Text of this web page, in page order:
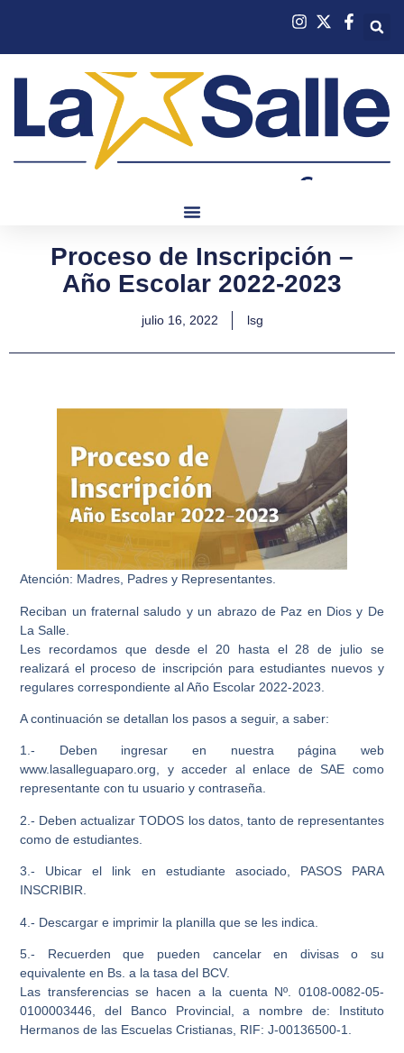
Proceso de Inscripción –
Año Escolar 2022-2023
julio 16, 2022 lsg
Atención: Madres, Padres y Representantes.
Reciban un fraternal saludo y un abrazo de Paz en Dios y De
La Salle.
Les recordamos que desde el 20 hasta el 28 de julio se
realizará el proceso de inscripción para estudiantes nuevos y
regulares correspondiente al Año Escolar 2022-2023.
A continuación se detallan los pasos a seguir, a saber:
1.- Deben ingresar en nuestra página web
www.lasalleguaparo.org, y acceder al enlace de SAE como
representante con tu usuario y contraseña.
2.- Deben actualizar TODOS los datos, tanto de representantes
como de estudiantes.
3.- Ubicar el link en estudiante asociado, PASOS PARA
INSCRIBIR.
4.- Descargar e imprimir la planilla que se les indica.
5.- Recuerden que pueden cancelar en divisas o su
equivalente en Bs. a la tasa del BCV.
Las transferencias se hacen a la cuenta Nº. 0108-0082-05-
0100003446, del Banco Provincial, a nombre de: Instituto
Hermanos de las Escuelas Cristianas, RIF: J-00136500-1.